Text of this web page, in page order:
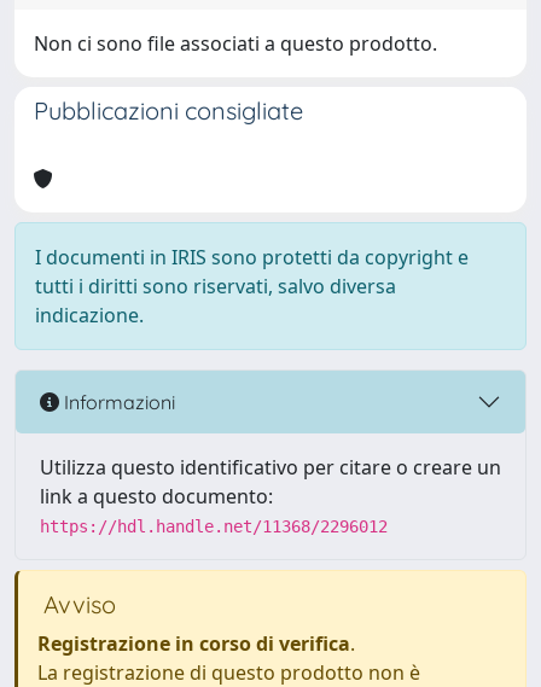
Non ci sono file associati a questo prodotto.
Pubblicazioni consigliate
I documenti in IRIS sono protetti da copyright e
tutti i diritti sono riservati, salvo diversa
indicazione.
Informazioni
Utilizza questo identificativo per citare o creare un
link a questo documento:
https://hdl.handle.net/11368/2296012
Avviso
Registrazione in corso di verifica.
La registrazione di questo prodotto non è